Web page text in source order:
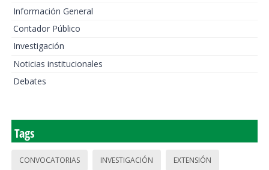
Información General
Contador Público
Investigación
Noticias institucionales
Debates
Tags
CONVOCATORIAS INVESTIGACIÓN EXTENSIÓN